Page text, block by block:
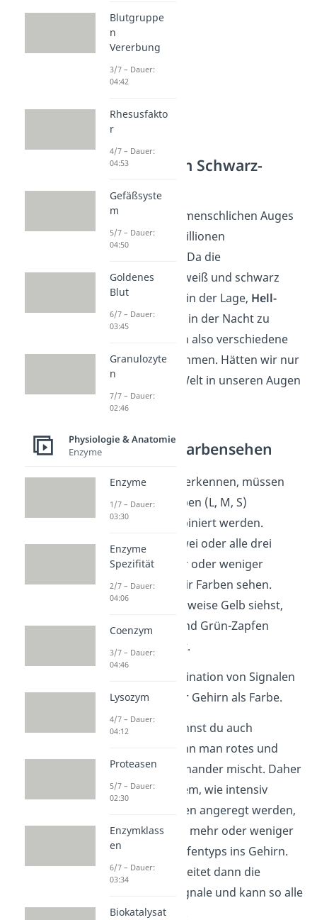
Stäbchen zum Schwarz-
Die Netzhaut des menschlichen Auges
ist mit etwa 120 Millionen
Stäbchen besetzt. Da die
Lichtsinneszellen weiß und schwarz
abbilden, sind wir in der Lage, Hell-
Dunkel-Kontraste
in der Nacht zu
sehen. Wir können also verschiedene
Grautöne wahrnehmen. Hätten wir nur
Stäbchen, ist die Welt in unseren Augen
schwarz weiß.
Zapfen zum Farbensehen
Um eine Farbe zu erkennen, müssen
alle drei Zapfentypen (L, M, S)
miteinander kombiniert werden.
Hierbei werden zwei oder alle drei
Zapfentypen mehr oder weniger
angeregt, wenn wir Farben sehen.
Damit du beispielsweise Gelb siehst,
werden die Rot- und Grün-Zapfen
gleich stark erregt.
Eine Kombination von Signalen
interpretiert unser Gehirn als Farbe.
Die Farbe Gelb kannst du auch
wahrnehmen, wenn man rotes und
grünes Licht miteinander mischt. Daher
gilt also: Je nachdem, wie intensiv
welche Zapfentypen angeregt werden,
gelangen dadurch mehr oder weniger
Signale dieses Zapfentyps ins Gehirn.
Das Gehirn verarbeitet dann die
ankommenden Signale und kann so alle
Farben „mischen“.
Blutgruppe
n
Vererbung
3/7 – Dauer:
04:42
Rhesusfakto
r
4/7 – Dauer:
04:53
Gefäßsyste
m
5/7 – Dauer:
04:50
Goldenes
Blut
6/7 – Dauer:
03:45
Granulozyte
n
7/7 – Dauer:
02:46
Physiologie & Anatomie
Enzyme
Enzyme
1/7 – Dauer:
03:30
Enzyme
Spezifität
2/7 – Dauer:
04:06
Coenzym
3/7 – Dauer:
04:46
Lysozym
4/7 – Dauer:
04:12
Proteasen
5/7 – Dauer:
02:30
Enzymklass
en
6/7 – Dauer:
03:34
Biokatalysat